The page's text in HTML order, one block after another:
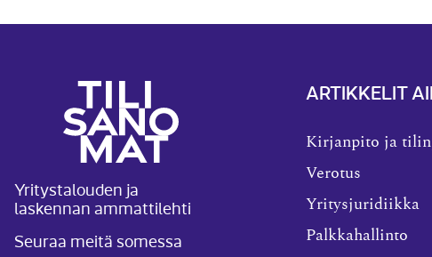
Yritystalouden ja
laskennan ammattilehti
Seuraa meitä somessa
ARTIKKELIT
Kirjanpito ja
Verotus
Yritysjuridiikka
Palkkahallinto